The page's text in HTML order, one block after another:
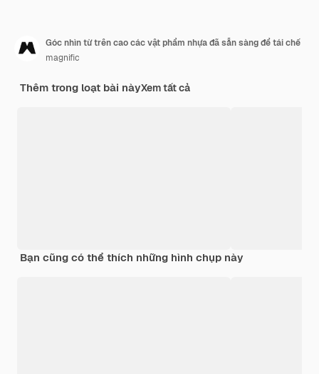
Góc nhìn từ trên cao các vật phẩm nhựa đã sẵn sàng để tái chế
magnific
Thêm trong loạt bài nàyXem tất cả
Bạn cũng có thể thích những hình chụp này